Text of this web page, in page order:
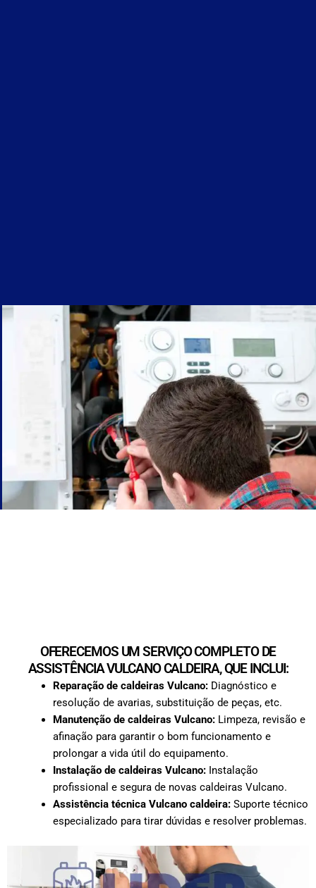
OFERECEMOS UM SERVIÇO COMPLETO DE
ASSISTÊNCIA VULCANO CALDEIRA, QUE INCLUI:
Reparação de caldeiras Vulcano: Diagnóstico e
resolução de avarias, substituição de peças, etc.
Manutenção de caldeiras Vulcano: Limpeza, revisão e
afinação para garantir o bom funcionamento e
prolongar a vida útil do equipamento.
Instalação de caldeiras Vulcano: Instalação
profissional e segura de novas caldeiras Vulcano.
Assistência técnica Vulcano caldeira: Suporte técnico
especializado para tirar dúvidas e resolver problemas.